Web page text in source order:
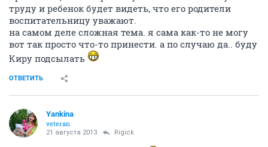
труду и ребенок будет видеть, что его родители
воспитательницу уважают.
на самом деле сложная тема. я сама как-то не могу
вот так просто что-то принести. а по случаю да.. буду
Киру подсылать
ОТВЕТИТЬ
Yankina
veteran
21 августа 2013 Rigick